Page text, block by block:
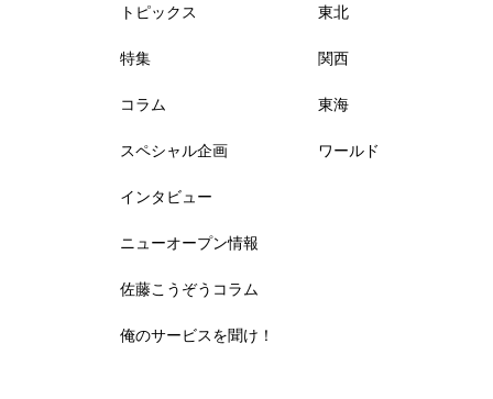
トピックス
特集
コラム
スペシャル企画
インタビュー
ニューオープン情報
佐藤こうぞうコラム
俺のサービスを聞け！
東北
関西
東海
ワールド